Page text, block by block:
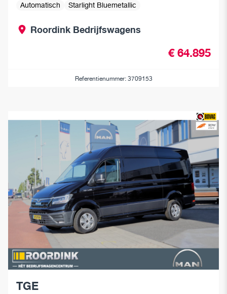
Automatisch
Starlight Bluemetallic
Roordink Bedrijfswagens
€ 64.895
Referentienummer: 3709153
TGE